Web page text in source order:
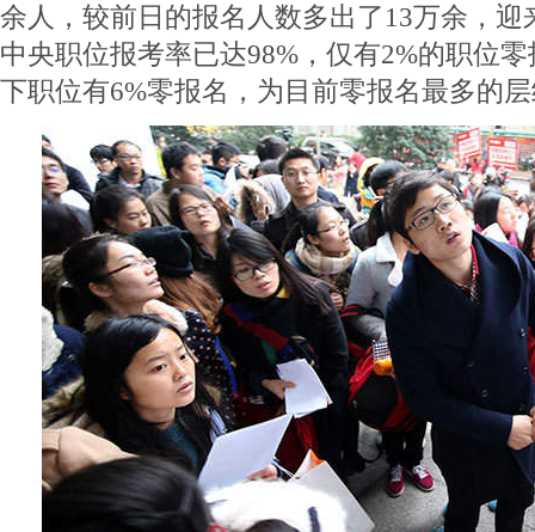
余人，较前日的报名人数多出了13万余，
中央职位报考率已达98%，仅有2%的职位
下职位有6%零报名，为目前零报名最多的